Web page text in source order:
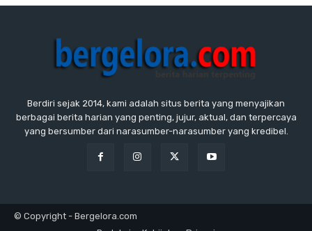
Berdiri sejak 2014, kami adalah situs berita yang menyajikan
berbagai berita harian yang penting, jujur, aktual, dan terpercaya
yang bersumber dari narasumber-narasumber yang kredibel.
© Copyright - Bergelora.com